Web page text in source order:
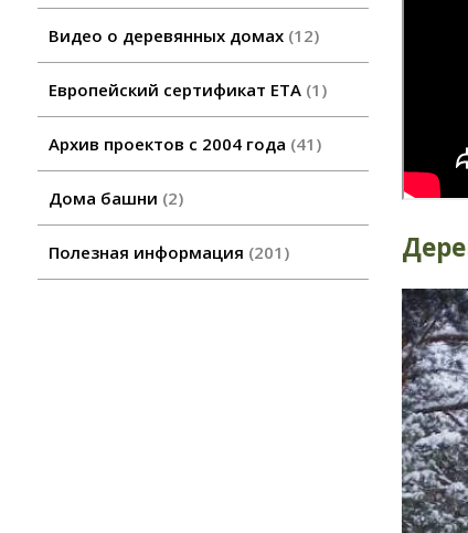
Видео о деревянных домах 12
Европейский сертификат ETA 1
Архив проектов с 2004 года 41
Дома башни 2
Полезная информация 201